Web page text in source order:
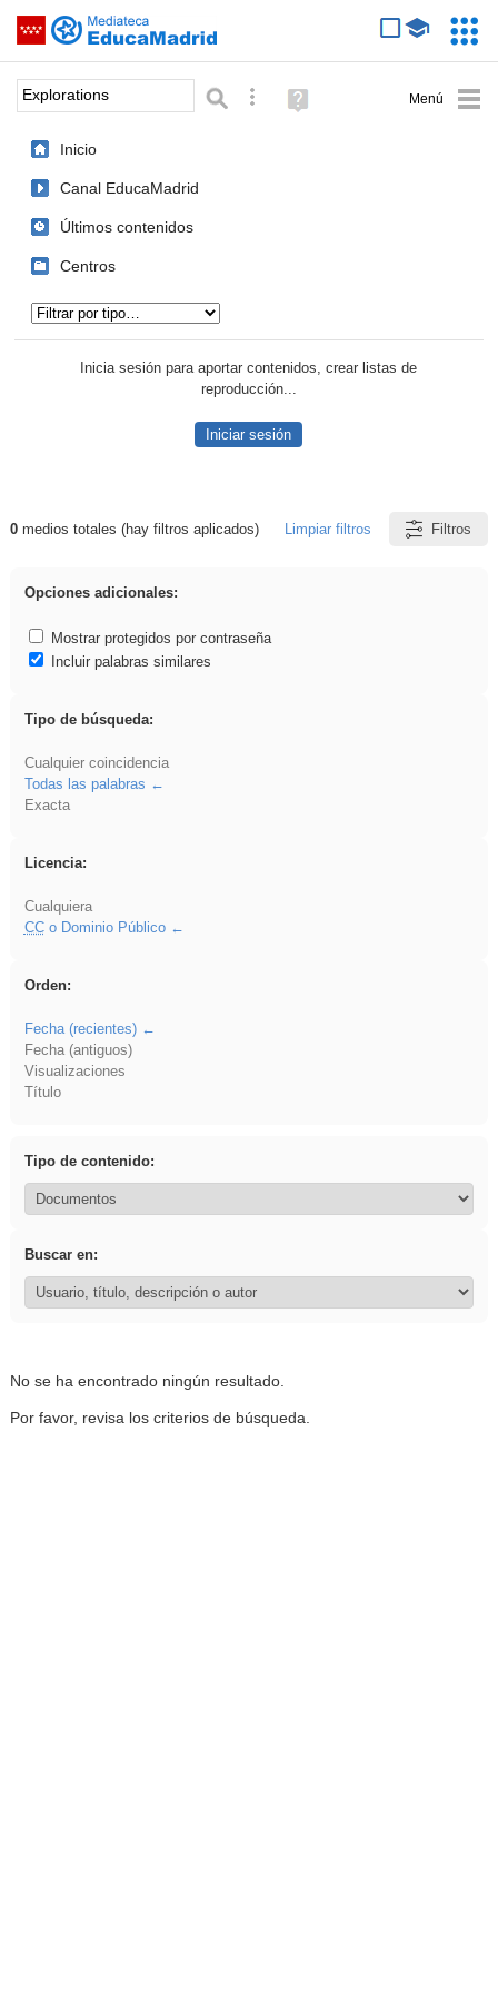
Saltar navegación
Palabra o frase: Búsqueda avanzada
Ayuda
(en
Inicio
Canal EducaMadrid
Últimos contenidos
Centros
Inicia sesión para aportar contenidos, crear listas de
reproducción...
Iniciar sesión
Resultados de: Explorations
0medios totales (hay filtros aplicados) Limpiar filtros Filtros
Opciones adicionales:
Mostrar protegidos por contraseña
Incluir palabras similares
Tipo de búsqueda:
Cualquier coincidencia
Todas las palabras
Exacta
Licencia:
Cualquiera
CCo Dominio Público
Orden:
Fecha (recientes)
Fecha (antiguos)
Visualizaciones
Título
Tipo de contenido:
Buscar en:
No se ha encontrado ningún resultado.
Por favor, revisa los criterios de búsqueda.